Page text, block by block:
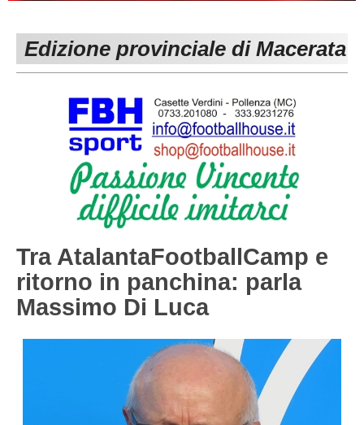
Carica la tua Rosa
1^ CATEGORIA
3^ CATEGORIA
GIOVANILI
Edizione provinciale di Macerata
Tra AtalantaFootballCamp e
ritorno in panchina: parla
Massimo Di Luca